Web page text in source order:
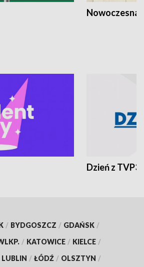
Nowoczesna
Dzień z TVP3
/ BYDGOSZCZ / GDAŃSK /
/ KATOWICE / KIELCE /
LUBLIN / ŁÓDŹ / OLSZTYN /